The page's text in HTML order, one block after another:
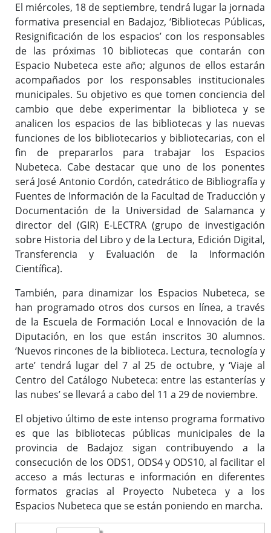
El miércoles, 18 de septiembre, tendrá lugar la jornada
formativa presencial en Badajoz, ‘Bibliotecas Públicas,
Resignificación de los espacios’ con los responsables
de las próximas 10 bibliotecas que contarán con
Espacio Nubeteca este año; algunos de ellos estarán
acompañados por los responsables institucionales
municipales. Su objetivo es que tomen conciencia del
cambio que debe experimentar la biblioteca y se
analicen los espacios de las bibliotecas y las nuevas
funciones de los bibliotecarios y bibliotecarias, con el
fin de prepararlos para trabajar los Espacios
Nubeteca. Cabe destacar que uno de los ponentes
será José Antonio Cordón, catedrático de Bibliografía y
Fuentes de Información de la Facultad de Traducción y
Documentación de la Universidad de Salamanca y
director del (GIR) E-LECTRA (grupo de investigación
sobre Historia del Libro y de la Lectura, Edición Digital,
Transferencia y Evaluación de la Información
Científica).
También, para dinamizar los Espacios Nubeteca, se
han programado otros dos cursos en línea, a través
de la Escuela de Formación Local e Innovación de la
Diputación, en los que están inscritos 30 alumnos.
‘Nuevos rincones de la biblioteca. Lectura, tecnología y
arte’ tendrá lugar del 7 al 25 de octubre, y ‘Viaje al
Centro del Catálogo Nubeteca: entre las estanterías y
las nubes’ se llevará a cabo del 11 a 29 de noviembre.
El objetivo último de este intenso programa formativo
es que las bibliotecas públicas municipales de la
provincia de Badajoz sigan contribuyendo a la
consecución de los ODS1, ODS4 y ODS10, al facilitar el
acceso a más lecturas e información en diferentes
formatos gracias al Proyecto Nubeteca y a los
Espacios Nubeteca que se están poniendo en marcha.